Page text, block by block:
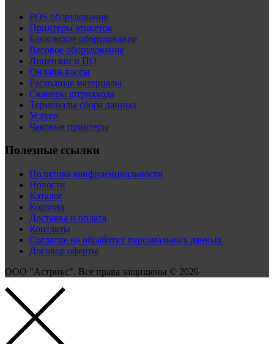
POS оборудование
Принтеры этикеток
Банковское оборудование
Весовое оборудование
Лицензии и ПО
Онлайн-кассы
Расходные материалы
Сканеры штрихкода
Терминалы сбора данных
Услуги
Чековые принтеры
Полезные ссылки
Политика конфиденциальности
Новости
Каталог
Корзина
Доставка и оплата
Контакты
Согласие на обработку персональных данных
Договор оферты
ООО "Астрикс". Все права защищены © 2026